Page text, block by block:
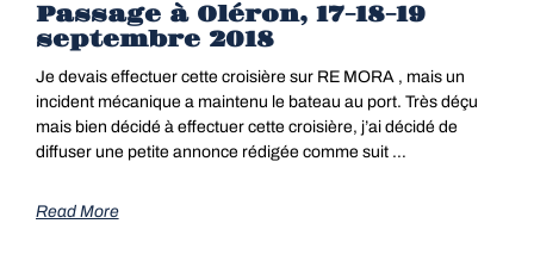
Passage à Oléron, 17-18-19
septembre 2018
Je devais effectuer cette croisière sur RE MORA , mais un
incident mécanique a maintenu le bateau au port. Très déçu
mais bien décidé à effectuer cette croisière, j’ai décidé de
diffuser une petite annonce rédigée comme suit …
Read More